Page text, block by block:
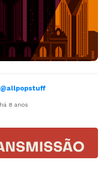
@allpopstuff
há 8 anos